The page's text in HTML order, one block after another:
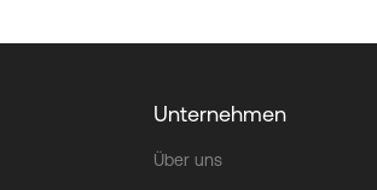
Unternehmen
Über uns